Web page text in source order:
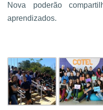
Nova poderão
aprendizados.